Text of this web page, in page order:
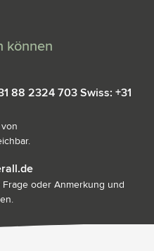
können
88 2324 703 Swiss: +31
oder Anmerkung und